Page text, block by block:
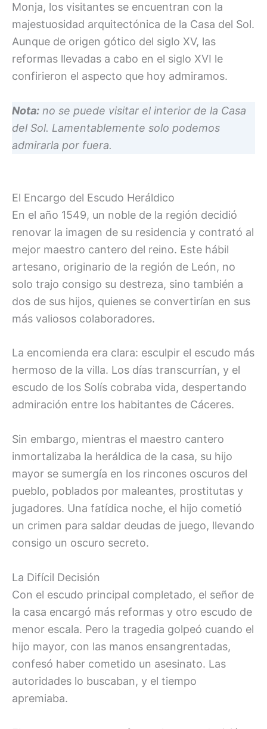
Monja, los visitantes se encuentran con la
majestuosidad arquitectónica de la Casa del Sol.
Aunque de origen gótico del siglo XV, las
reformas llevadas a cabo en el siglo XVI le
confirieron el aspecto que hoy admiramos.
Nota: no se puede visitar el interior de la Casa
del Sol. Lamentablemente solo podemos
admirarla por fuera.
El Encargo del Escudo Heráldico
En el año 1549, un noble de la región decidió
renovar la imagen de su residencia y contrató al
mejor maestro cantero del reino. Este hábil
artesano, originario de la región de León, no
solo trajo consigo su destreza, sino también a
dos de sus hijos, quienes se convertirían en sus
más valiosos colaboradores.
La encomienda era clara: esculpir el escudo más
hermoso de la villa. Los días transcurrían, y el
escudo de los Solís cobraba vida, despertando
admiración entre los habitantes de Cáceres.
Sin embargo, mientras el maestro cantero
inmortalizaba la heráldica de la casa, su hijo
mayor se sumergía en los rincones oscuros del
pueblo, poblados por maleantes, prostitutas y
jugadores. Una fatídica noche, el hijo cometió
un crimen para saldar deudas de juego, llevando
consigo un oscuro secreto.
La Difícil Decisión
Con el escudo principal completado, el señor de
la casa encargó más reformas y otro escudo de
menor escala. Pero la tragedia golpeó cuando el
hijo mayor, con las manos ensangrentadas,
confesó haber cometido un asesinato. Las
autoridades lo buscaban, y el tiempo
apremiaba.